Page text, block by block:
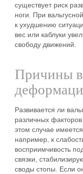
существует риск
ноги. При
к ухудшению
вес или каблуки
свободу движений.
Причины
Развивается ли
различных
этом случае имеется
например, к
восприимчивость
связки,
своды стопы. Если